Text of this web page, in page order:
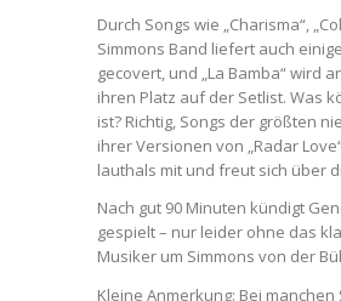
Durch Songs wie „Charisma“,
Simmons Band liefert auch
gecovert, und „La Bamba“ wird
ihren Platz auf der Setlist. Was
ist? Richtig, Songs der größten
ihrer Versionen von „Radar
lauthals mit und freut sich über
Nach gut 90 Minuten kündigt
gespielt – nur leider ohne das
Musiker um Simmons von der
Kleine Anmerkung: Bei